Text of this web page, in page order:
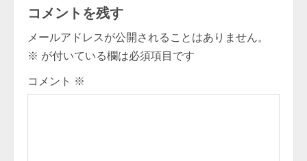
n
u
e
コメントを残す
メールアドレスが公開されることはありません。
※ が付いている欄は必須項目です
コメント ※